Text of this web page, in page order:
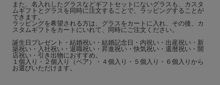
また、名入れしたグラスなどギフトセットにないグラスも、カスタ
ムギフトとグラスを同時に注文することで、ラッピングすることが
できます。
ラッピングを希望される方は、グラスをカートに入れ、その後、カ
スタムギフトをカートにいれて、同時にご注文ください。
誕生日プレゼント・結婚祝い・結婚記念日・内祝い・出産祝い・新
築祝い・入社祝い・退職祝い・昇進祝い・快気祝い・還暦祝い・開
店祝い・引き出物におすすめ。
１個入り・２個入り（ペア）・４個入り・５個入り・６個入りから
お選びいただけます。